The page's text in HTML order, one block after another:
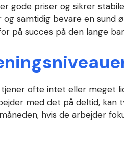
gode priser og sikrer
og samtidig bevare en sund
på succes på den lange
ofte intet eller meget
med det på deltid, kan
hvis de arbejder